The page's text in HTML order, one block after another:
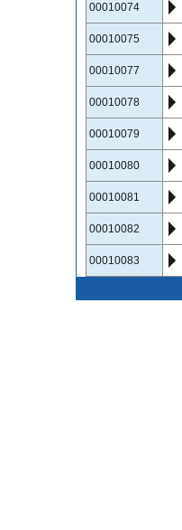
00010074
00010075
00010077
00010078
00010079
00010080
00010081
00010082
00010083